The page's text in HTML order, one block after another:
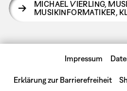
MICHAEL VIERLING,
MUSIKINFORMATIKER,
Impressum
Erklärung zur Barrierefreiheit